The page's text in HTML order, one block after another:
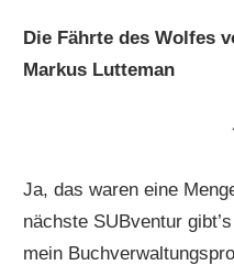
Die Fährte des Wolfes
Markus Lutteman
Ja, das waren eine
nächste SUBventur
mein